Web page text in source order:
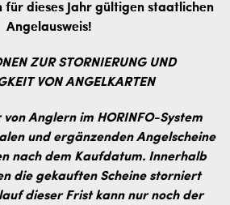
für dieses Jahr gültigen staatlichen
Angelausweis!
ZUR STORNIERUNG UND
VON ANGELKARTEN
Anglern im HORINFO-System
und ergänzenden Angelscheine
nach dem Kaufdatum. Innerhalb
die gekauften Scheine storniert
dieser Frist kann nur noch der